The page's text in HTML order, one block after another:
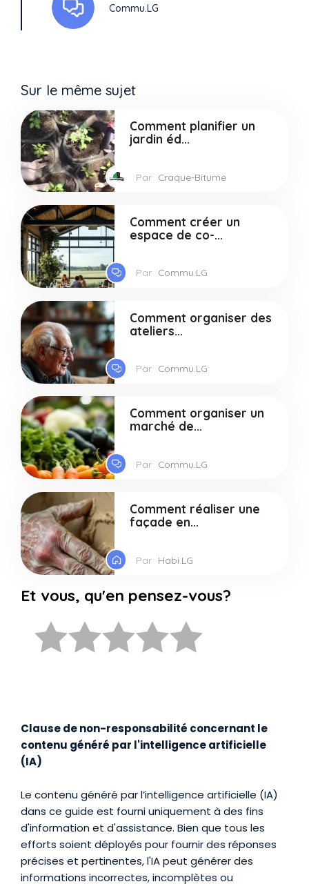
Commu.LG
Sur le même sujet
Comment planifier un
jardin éd...
Par Craque-Bitume
Comment créer un
espace de co-...
Par Commu.LG
Comment organiser des
ateliers...
Par Commu.LG
Comment organiser un
marché de...
Par Commu.LG
Comment réaliser une
façade en...
Par Habi.LG
Et vous, qu'en pensez-vous?
Clause de non-responsabilité concernant le
contenu généré par l'intelligence artificielle
(IA)
Le contenu généré par l’intelligence artificielle (IA)
dans ce guide est fourni uniquement à des fins
d'information et d'assistance. Bien que tous les
efforts soient déployés pour fournir des réponses
précises et pertinentes, l'IA peut générer des
informations incorrectes, incomplètes ou